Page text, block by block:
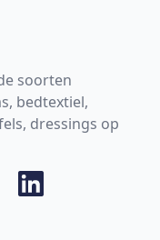
soorten
bedtextiel,
dressings op
LinkedIn